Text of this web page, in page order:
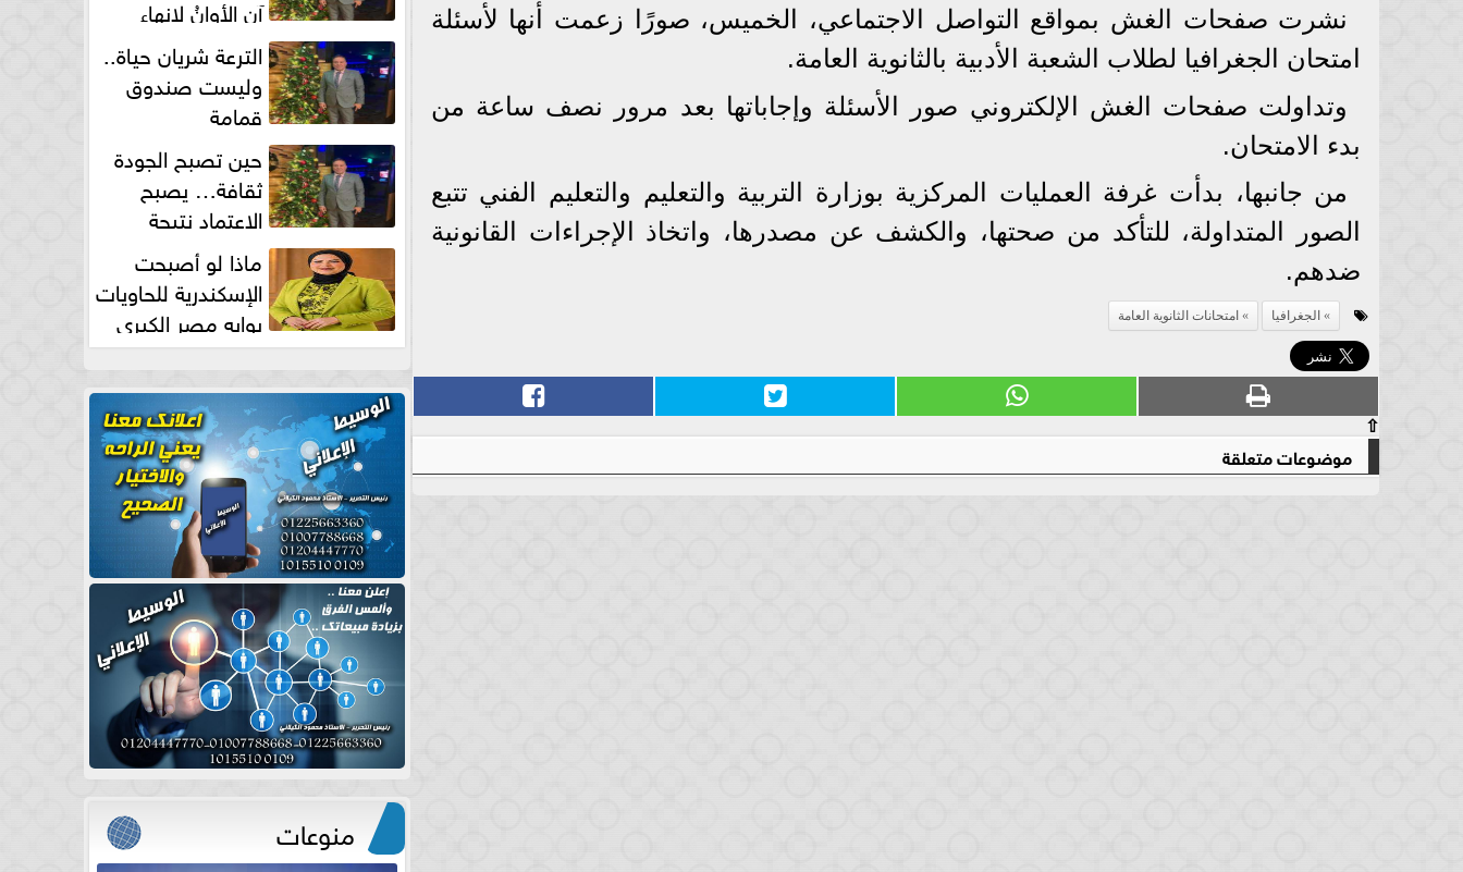
نشرت صفحات الغش بمواقع التواصل الاجتماعي، الخميس، صورًا زعمت أنها لأسئلة
امتحان الجغرافيا لطلاب الشعبة الأدبية بالثانوية العامة.
وتداولت صفحات الغش الإلكتروني صور الأسئلة وإجاباتها بعد مرور نصف ساعة من
بدء الامتحان.
من جانبها، بدأت غرفة العمليات المركزية بوزارة التربية والتعليم والتعليم الفني تتبع
الصور المتداولة، للتأكد من صحتها، والكشف عن مصدرها، واتخاذ الإجراءات القانونية
ضدهم.
الجغرافيا امتحانات الثانوية العامة
⇧
موضوعات متعلقة
آن الأوانُ لإنهاءِ
فوضى الطلاق الشفهي!الترعة شريان حياة..
وليست صندوق
قمامة
حين تصبح الجودة
ثقافة… يصبح
الاعتماد نتيجة
طبيعية
ماذا لو أصبحت
الإسكندرية للحاويات
بوابه مصر الكبري
للتجارة العالمية بقلم د...
منوعات